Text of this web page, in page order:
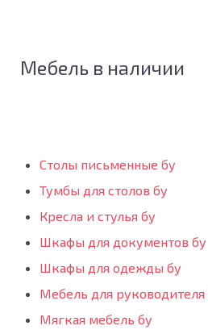
Мебель в наличии
Столы письменные бу
Тумбы для столов бу
Кресла и стулья бу
Шкафы для документов бу
Шкафы для одежды бу
Мебель для руководителя
Мягкая мебель бу